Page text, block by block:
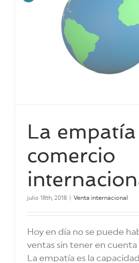
La
comercio
julio 18th, 2018 Venta internacional
Hoy en día no se puede
ventas sin tener en cuenta
La empatía es la